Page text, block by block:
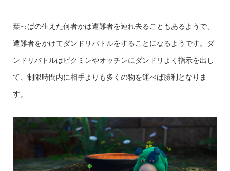
葉っぱの生えた何者かは遭難者を連れ去ることもあるようで、
遭難者をかけてダンドリバトルをすることになるようです。ダ
ンドリバトルはピクミンやオッチンにダンドリよく指示を出し
て、制限時間内に相手よりも多くの物を運べば勝利となりま
す。